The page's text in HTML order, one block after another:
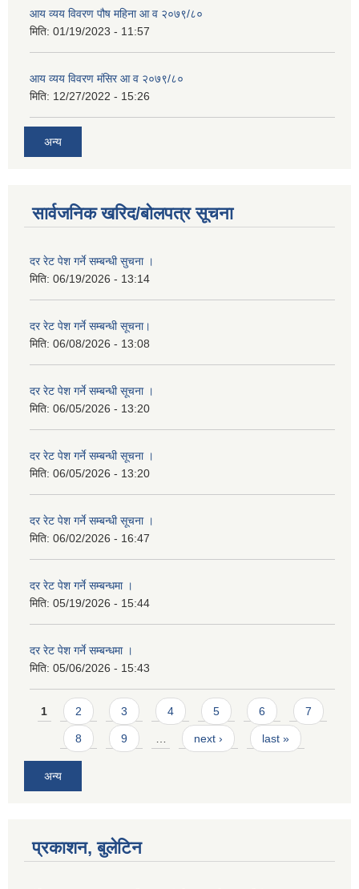
आय व्यय विवरण पौष महिना आ व २०७९/८०
मिति: 01/19/2023 - 11:57
आय व्यय विवरण मंसिर आ व २०७९/८०
मिति: 12/27/2022 - 15:26
अन्य
सार्वजनिक खरिद/बोलपत्र सूचना
दर रेट पेश गर्ने सम्बन्धी सुचना ।
मिति: 06/19/2026 - 13:14
दर रेट पेश गर्ने सम्बन्धी सूचना।
मिति: 06/08/2026 - 13:08
दर रेट पेश गर्ने सम्बन्धी सूचना ।
मिति: 06/05/2026 - 13:20
दर रेट पेश गर्ने सम्बन्धी सूचना ।
मिति: 06/05/2026 - 13:20
दर रेट पेश गर्ने सम्बन्धी सूचना ।
मिति: 06/02/2026 - 16:47
दर रेट पेश गर्ने सम्बन्धमा ।
मिति: 05/19/2026 - 15:44
दर रेट पेश गर्ने सम्बन्धमा ।
मिति: 05/06/2026 - 15:43
Pages
1 2 3 4 5 6 7
8 9 … next › last »
अन्य
प्रकाशन, बुलेटिन